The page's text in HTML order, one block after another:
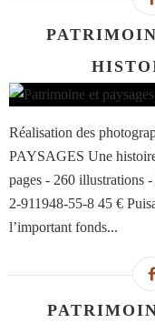
Réalisation des
PAYSAGES Une
pages - 260 illustrations
2-911948-55-8 45 €
l’important fonds...